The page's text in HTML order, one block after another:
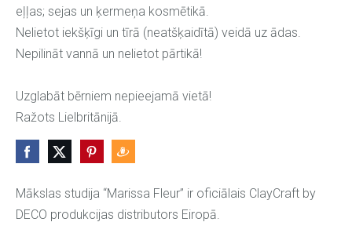
Mākslas studija “Marissa Fleur” ir oficiālais ClayCraft by
DECO produkcijas distributors Eiropā.
eļļas; sejas un ķermeņa kosmētikā.
Nelietot iekšķīgi un tīrā (neatšķaidītā) veidā uz ādas.
Nepilināt vannā un nelietot pārtikā!
Uzglabāt bērniem nepieejamā vietā!
Ražots Lielbritānijā.